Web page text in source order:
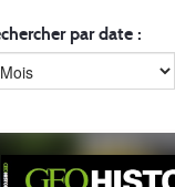
par date :